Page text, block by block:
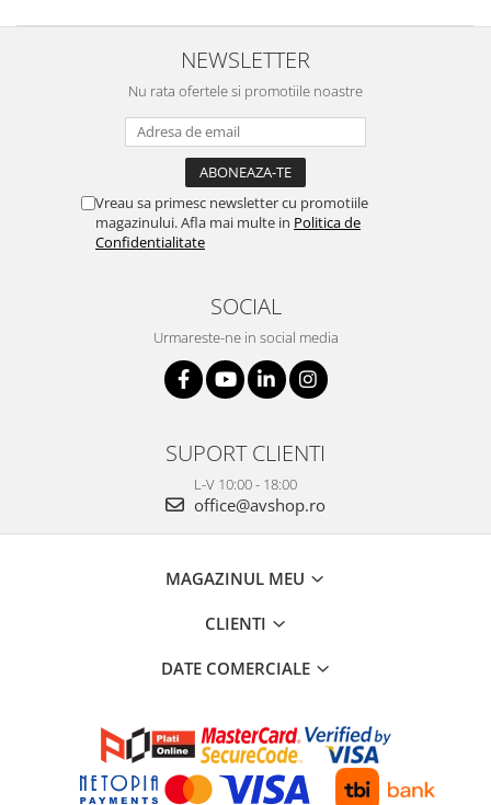
NEWSLETTER
Nu rata ofertele si promotiile noastre
Vreau sa primesc newsletter cu promotiile
magazinului. Afla mai multe in Politica de
Confidentialitate
SOCIAL
Urmareste-ne in social media
SUPORT CLIENTI
L-V 10:00 - 18:00
office@avshop.ro
MAGAZINUL MEU
CLIENTI
DATE COMERCIALE